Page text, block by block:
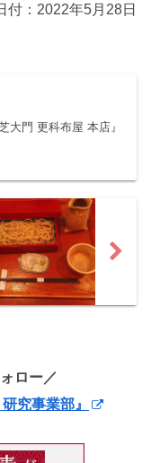
付：2022年5月28日
大門 更科布屋 本店』
ロー／
究事業部』